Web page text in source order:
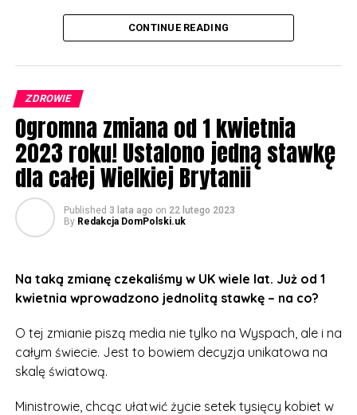
Wystarczy przyjąć niewielką tabletkę, a w organizmie
wytworzy się więcej hormonu, który w czasie
menopauzy jest produkowany naturalnie w mniejszym
nie odczuwają tak wielu nieprzyjemnych skutków
menopauzy, jak m.in. uderzenia gorąca, uporczywe
bóle głowy czy bezsenność.
Dotychczas wspomniana metoda była dostępna w UK,
ale za każdym razem należało udać się do lekarza i
zapłacić za receptę. Teraz to się zmienia.
lub udać się do najbliższej apteki.
zdrowie i dobre samopoczucie powinno być
priorytetem. Teraz będą mogły sobie ulżyć bez
martwienia się o koszty – mówi Dame Lesley Regan,
Women’s Health Ambassador w UK.
CONTINUE READING
ZDROWIE
Ogromna zmiana od 1 kwietnia
2023 roku! Ustalono jedną stawkę
dla całej Wielkiej Brytanii
Published 3 lata ago on 22 lutego 2023
By Redakcja DomPolski.uk
Na taką zmianę czekaliśmy w UK wiele lat. Już od 1
kwietnia wprowadzono jednolitą stawkę – na co?
O tej zmianie piszą media nie tylko na Wyspach, ale i na
całym świecie. Jest to bowiem decyzja unikatowa na
skalę światową.
Ministrowie, chcąc ułatwić życie setek tysięcy kobiet w